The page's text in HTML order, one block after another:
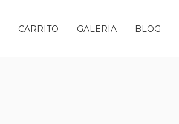
CARRITO GALERIA BLOG